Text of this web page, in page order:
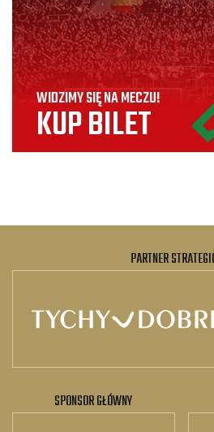
WIDZIMY SIĘ NA MECZU!
KUP BILET
PARTNER
SPONSOR GŁÓWNY